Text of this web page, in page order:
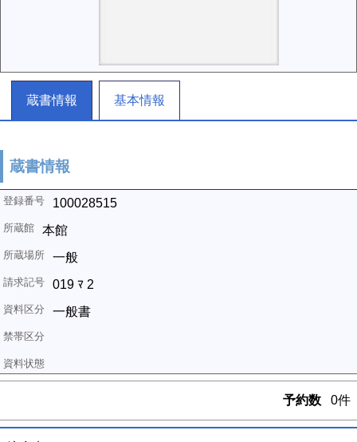
蔵書情報 基本情報
蔵書情報
100028515
本館
一般
019 ﾏ 2
一般書
予約数 0件